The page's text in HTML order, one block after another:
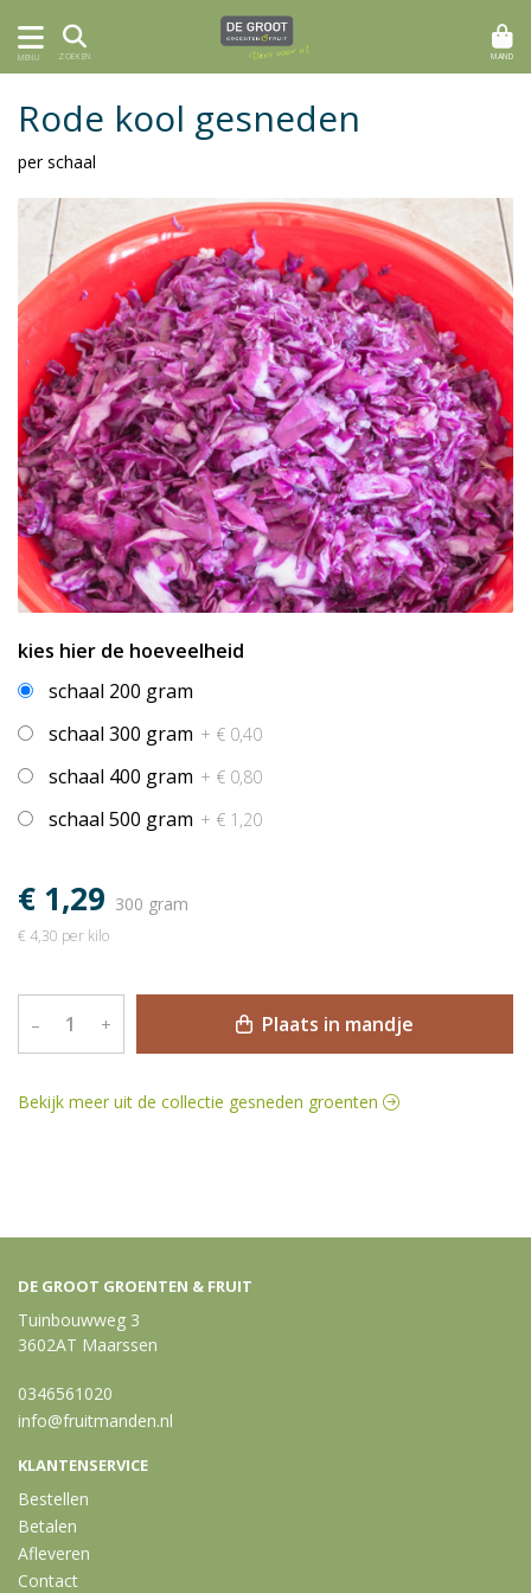
MENU ZOEKEN MAND
Rode kool gesneden
per schaal
kies hier de hoeveelheid
schaal 200 gram
schaal 300 gram + € 0,40
schaal 400 gram + € 0,80
schaal 500 gram + € 1,20
€ 1,29 300 gram
€ 4,30 per kilo
– + Plaats in mandje
Bekijk meer uit de collectie gesneden groenten
DE GROOT GROENTEN & FRUIT
Tuinbouwweg 3
3602AT Maarssen
0346561020
info@fruitmanden.nl
KLANTENSERVICE
Bestellen
Betalen
Afleveren
Contact